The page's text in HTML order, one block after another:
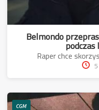
Belmondo
podczas
Raper chce
CGM